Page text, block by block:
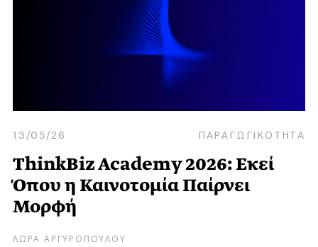
13/05/26 ΠΑΡΑΓΩΓΙΚΟΤΗΤΑ
ThinkBiz Academy 2026: Εκεί
Όπου η Καινοτομία Παίρνει
Μορφή
ΛΩΡΑ ΑΡΓΥΡΟΠΟΥΛΟΥ